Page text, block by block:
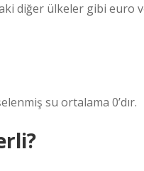
diğer ülkeler gibi euro
su ortalama 0’dır.